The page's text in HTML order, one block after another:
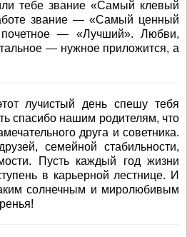
тебе звание «Самый клевый
звание — «Самый ценный
почетное — «Лучший». Любви,
— нужное приложится, а
лучистый день спешу тебя
спасибо нашим родителям, что
друга и советника.
семейной стабильности,
Пусть каждый год жизни
в карьерной лестнице. И
солнечным и миролюбивым